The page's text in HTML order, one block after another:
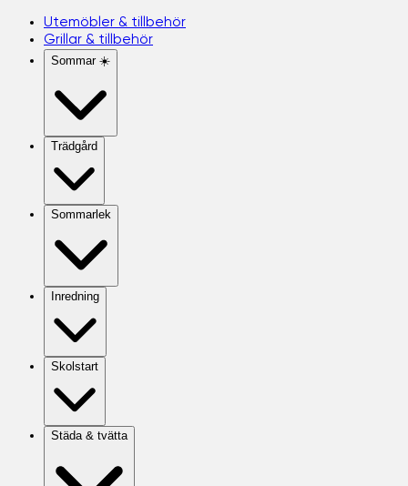
Utemöbler & tillbehör
Grillar & tillbehör
Sommar ☀️
Trädgård
Sommarlek
Inredning
Skolstart
Städa & tvätta